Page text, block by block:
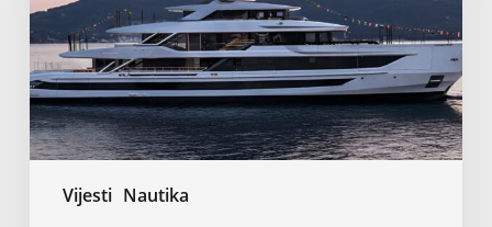
Vijesti Nautika
199
stopa
najveća
je
do
sada